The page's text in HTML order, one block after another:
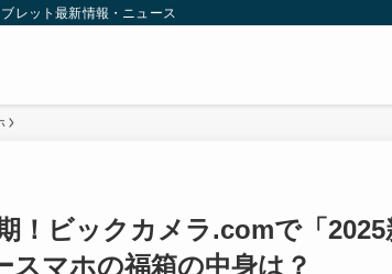
レット最新情報・ニュース
！ビックカメラ.comで「2025
スマホの福箱の中身は？